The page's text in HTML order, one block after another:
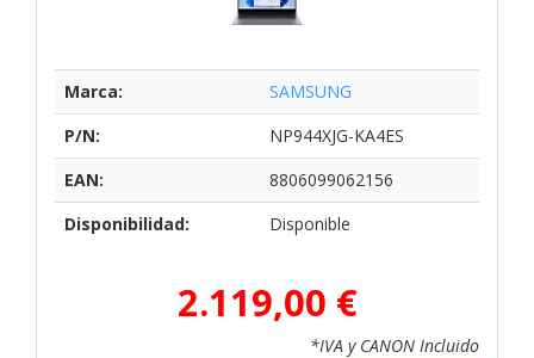
Marca:
SAMSUNG
P/N:
NP944XJG-KA4ES
EAN:
8806099062156
Disponibilidad:
Disponible
2.119,00 €
*IVA y CANON Incluido